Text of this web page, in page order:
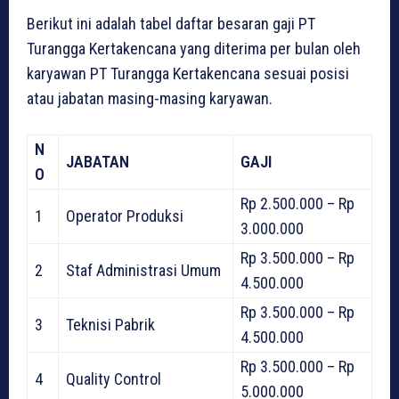
Berikut ini adalah tabel daftar besaran gaji PT
Turangga Kertakencana yang diterima per bulan oleh
karyawan PT Turangga Kertakencana sesuai posisi
atau jabatan masing-masing karyawan.
N
O
JABATAN GAJI
1 Operator Produksi
Rp 2.500.000 – Rp
3.000.000
2 Staf Administrasi Umum
Rp 3.500.000 – Rp
4.500.000
3 Teknisi Pabrik
Rp 3.500.000 – Rp
4.500.000
4 Quality Control
Rp 3.500.000 – Rp
5.000.000